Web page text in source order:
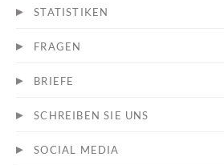
STATISTIKEN
FRAGEN
BRIEFE
SCHREIBEN SIE UNS
SOCIAL MEDIA